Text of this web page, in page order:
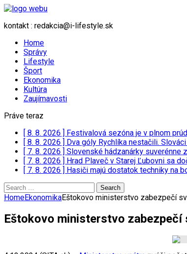
kontakt : redakcia@i-lifestyle.sk
Home
Správy
Lifestyle
Šport
Ekonomika
Kultúra
Zaujímavosti
Práve teraz
[ 8. 8. 2026 ] Festivalová sezóna je v plnom
[ 8. 8. 2026 ] Dva góly Rychlíka nestačili.
[ 7. 8. 2026 ] Slovenské hádzanárky suverénne
[ 7. 8. 2026 ] Hrad Plaveč v Starej Ľubovni sa
[ 7. 8. 2026 ] Hasiči majú dostatok techniky na
Search
for:
HomeEkonomikaEštokovo ministerstvo zabezpečí
Eštokovo ministerstvo